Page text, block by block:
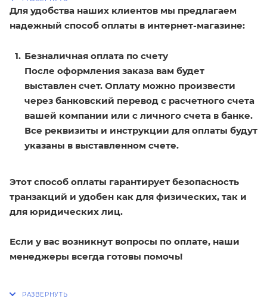
Для удобства наших клиентов мы предлагаем
надежный способ оплаты в интернет-магазине:
Безналичная оплата по счету
После оформления заказа вам будет
выставлен счет. Оплату можно произвести
через банковский перевод с расчетного счета
вашей компании или с личного счета в банке.
Все реквизиты и инструкции для оплаты будут
указаны в выставленном счете.
Этот способ оплаты гарантирует безопасность
транзакций и удобен как для физических, так и
для юридических лиц.
Если у вас возникнут вопросы по оплате, наши
менеджеры всегда готовы помочь!